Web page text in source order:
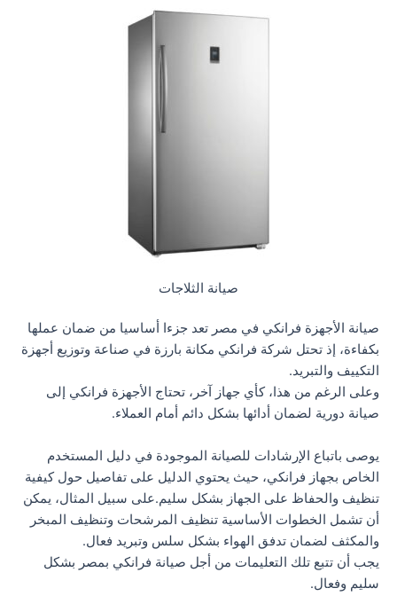
صيانة الثلاجات
صيانة الأجهزة فرانكي في مصر تعد جزءا أساسيا من ضمان عملها
بكفاءة، إذ تحتل شركة فرانكي مكانة بارزة في صناعة وتوزيع أجهزة
التكييف والتبريد.
وعلى الرغم من هذا، كأي جهاز آخر، تحتاج الأجهزة فرانكي إلى
صيانة دورية لضمان أدائها بشكل دائم أمام العملاء.
يوصى باتباع الإرشادات للصيانة الموجودة في دليل المستخدم
الخاص بجهاز فرانكي، حيث يحتوي الدليل على تفاصيل حول كيفية
تنظيف والحفاظ على الجهاز بشكل سليم.على سبيل المثال، يمكن
أن تشمل الخطوات الأساسية تنظيف المرشحات وتنظيف المبخر
والمكثف لضمان تدفق الهواء بشكل سلس وتبريد فعال.
يجب أن تتبع تلك التعليمات من أجل صيانة فرانكي بمصر بشكل
سليم وفعال.